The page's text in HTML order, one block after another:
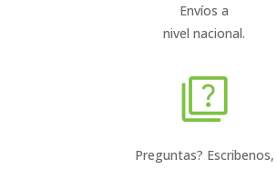
Envíos a
nivel nacional.
Preguntas? Escribenos,